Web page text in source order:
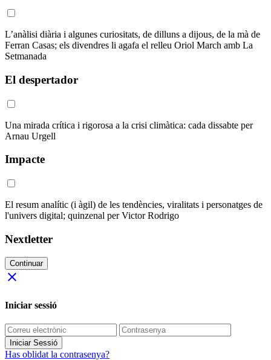
L’anàlisi diària i algunes curiositats, de dilluns a dijous, de la mà de
Ferran Casas; els divendres li agafa el relleu Oriol March amb La
Setmanada
El despertador
Una mirada crítica i rigorosa a la crisi climàtica: cada dissabte per
Arnau Urgell
Impacte
El resum analític (i àgil) de les tendències, viralitats i personatges de
l'univers digital; quinzenal per Victor Rodrigo
Nextletter
Continuar
close
Iniciar sessió
Iniciar Sessió
Has oblidat la contrasenya?